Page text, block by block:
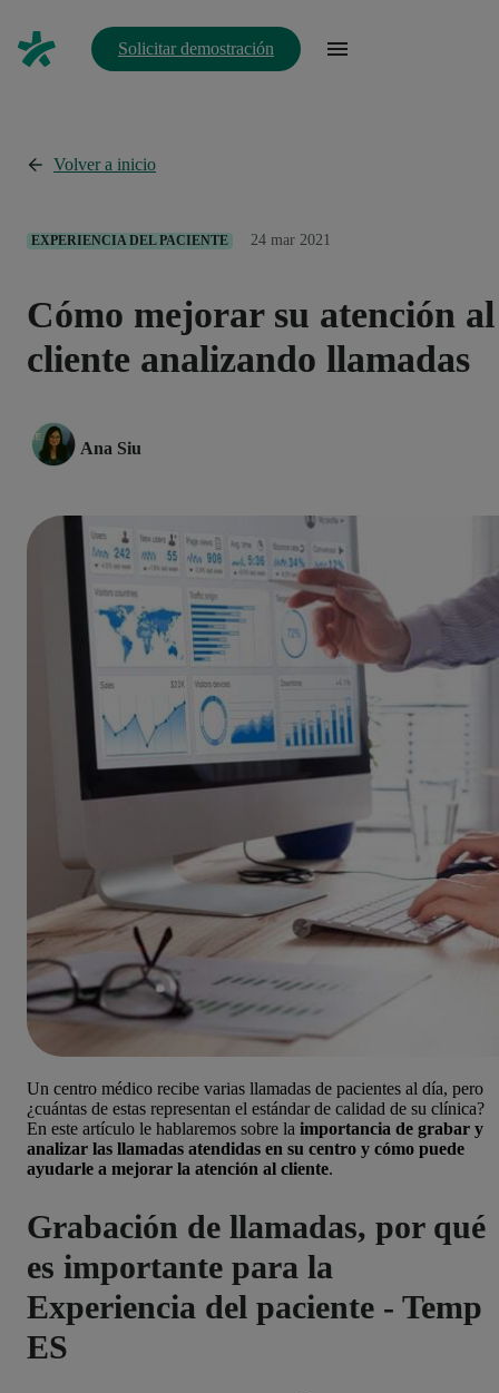
Solicitar demostración
Volver a inicio
EXPERIENCIA DEL PACIENTE 24 mar 2021
Cómo mejorar su atención al
cliente analizando llamadas
Ana Siu
Un centro médico recibe varias llamadas de pacientes al día, pero
¿cuántas de estas representan el estándar de calidad de su clínica?
En este artículo le hablaremos sobre la importancia de grabar y
analizar las llamadas atendidas en su centro y cómo puede
ayudarle a mejorar la atención al cliente.
Grabación de llamadas, por qué
es importante para la
Experiencia del paciente - Temp
ES